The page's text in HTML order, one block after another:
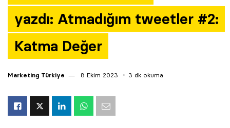
yazdı: Atmadığım tweetler #2:
Katma Değer
Marketing Türkiye 8 Ekim 2023 3 dk okuma